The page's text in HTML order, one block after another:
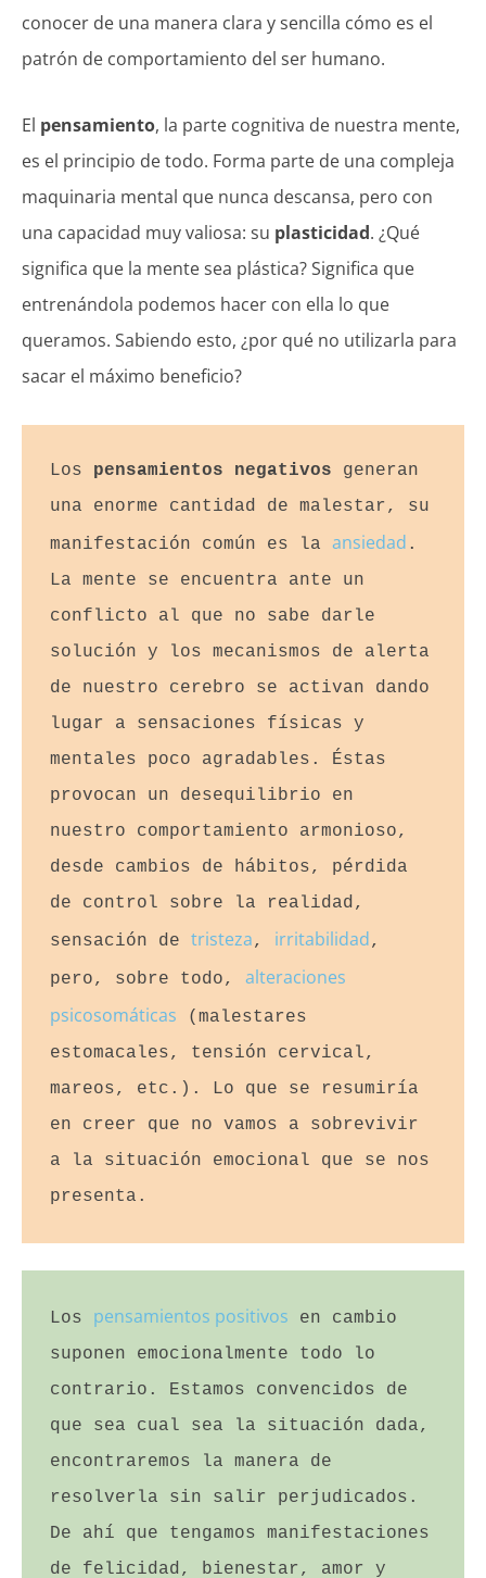
conocer de una manera clara y sencilla cómo es el
patrón de comportamiento del ser humano.
El pensamiento, la parte cognitiva de nuestra mente,
es el principio de todo. Forma parte de una compleja
maquinaria mental que nunca descansa, pero con
una capacidad muy valiosa: su plasticidad. ¿Qué
significa que la mente sea plástica? Significa que
entrenándola podemos hacer con ella lo que
queramos. Sabiendo esto, ¿por qué no utilizarla para
sacar el máximo beneficio?
Los pensamientos negativos generan
una enorme cantidad de malestar, su
manifestación común es la ansiedad .
La mente se encuentra ante un
conflicto al que no sabe darle
solución y los mecanismos de alerta
de nuestro cerebro se activan dando
lugar a sensaciones físicas y
mentales poco agradables. Éstas
provocan un desequilibrio en
nuestro comportamiento armonioso,
desde cambios de hábitos, pérdida
de control sobre la realidad,
sensación de tristeza, irritabilidad,
pero, sobre todo, alteraciones
psicosomáticas (malestares
estomacales, tensión cervical,
mareos, etc.). Lo que se resumiría
en creer que no vamos a sobrevivir
a la situación emocional que se nos
presenta.
Los pensamientos positivos en cambio
suponen emocionalmente todo lo
contrario. Estamos convencidos de
que sea cual sea la situación dada,
encontraremos la manera de
resolverla sin salir perjudicados.
De ahí que tengamos manifestaciones
de felicidad, bienestar, amor y